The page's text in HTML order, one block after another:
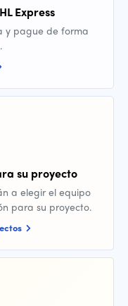
Express
y pague de forma
su proyecto
a elegir el equipo
para su proyecto.